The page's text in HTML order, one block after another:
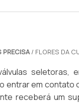
PRECISA/ FLORES DA
seletoras,
entrar em contato
receberá um